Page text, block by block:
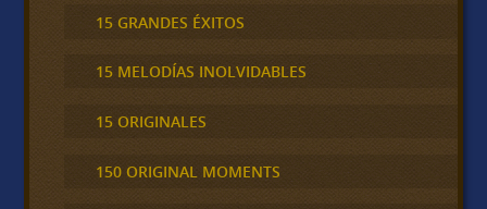
15 GRANDES ÉXITOS
15 MELODÍAS INOLVIDABLES
15 ORIGINALES
150 ORIGINAL MOMENTS